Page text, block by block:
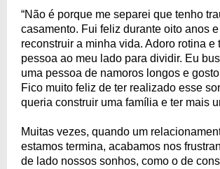
“Não é porque me separei que tenho
casamento. Fui feliz durante oito anos
reconstruir a minha vida. Adoro rotina e
pessoa ao meu lado para dividir. Eu
uma pessoa de namoros longos e
Fico muito feliz de ter realizado esse
queria construir uma família e ter mais
Muitas vezes, quando um
estamos termina, acabamos nos
de lado nossos sonhos, como o de